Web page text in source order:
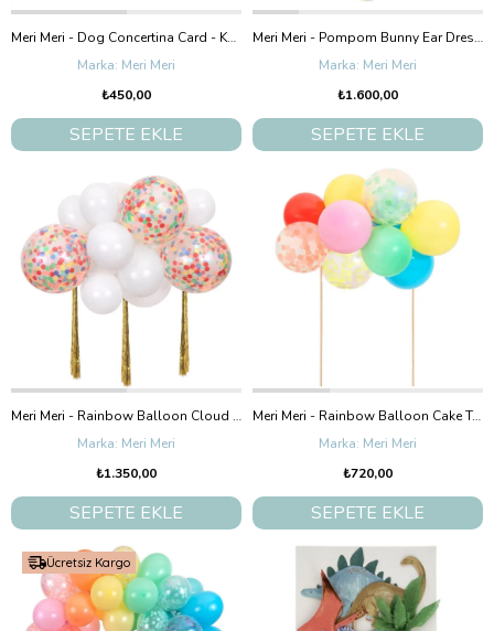
Meri Meri - Dog Concertina Card - Köpek Tebrik Kartı
Meri Meri
₺450,00
SEPETE EKLE
Meri Meri - Pompom Bunny Ear Dress-Up - Ponponlu Tavşan Kulağı Kiti
Meri Meri
₺1.600,00
SEPETE EKLE
Meri Meri - Rainbow Balloon Cloud Kit - Renkli Bulut Balon Kit
Meri Meri
₺1.350,00
SEPETE EKLE
Meri Meri - Rainbow Balloon Cake Topper Kit - Renkli Balonlar Pasta Süsü
Meri Meri
₺720,00
SEPETE EKLE
Ücretsiz Kargo